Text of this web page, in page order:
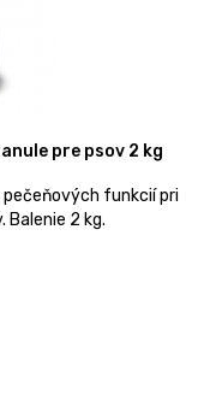
pre psov 2 kg
funkcií pri
2 kg.